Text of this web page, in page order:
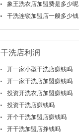
象王洗衣店加盟费是多少呢
干洗连锁加盟店一般多少钱
干洗店利润
开一家小型干洗店赚钱吗
开一家干洗店加盟赚钱吗
投资开洗衣店加盟赚钱吗
投资干洗店赚钱吗
开个干洗加盟店赚钱吗
开干洗加盟店挣钱吗